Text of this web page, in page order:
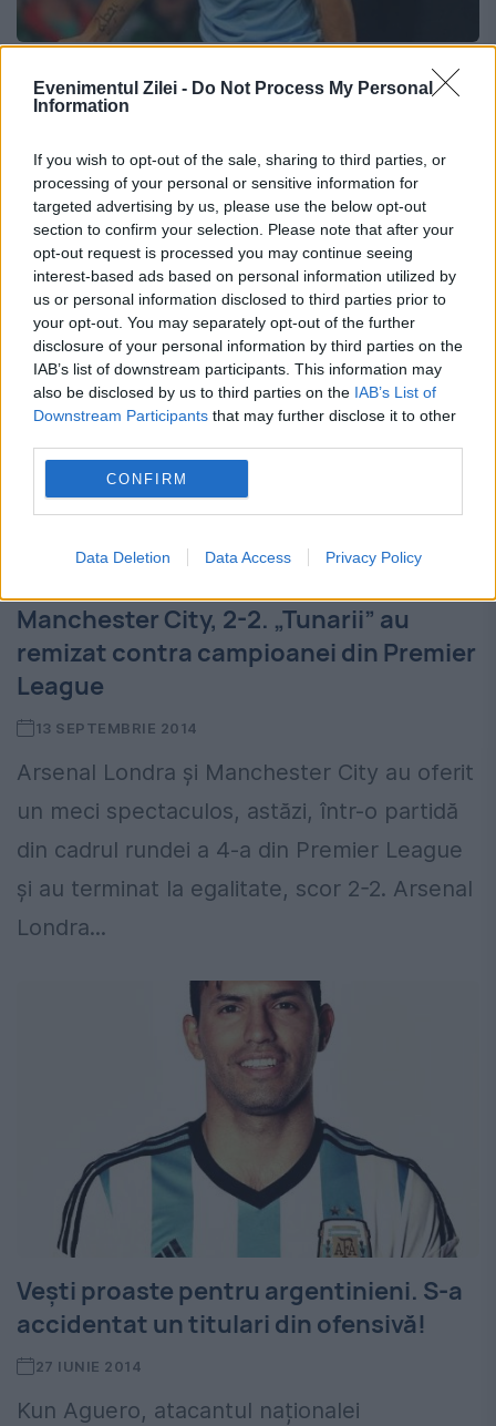
Evenimentul Zilei - Do Not Process My Personal
Information
If you wish to opt-out of the sale, sharing to third parties, or
processing of your personal or sensitive information for
targeted advertising by us, please use the below opt-out
section to confirm your selection. Please note that after your
opt-out request is processed you may continue seeing
interest-based ads based on personal information utilized by
us or personal information disclosed to third parties prior to
your opt-out. You may separately opt-out of the further
disclosure of your personal information by third parties on the
IAB’s list of downstream participants. This information may
also be disclosed by us to third parties on the IAB’s List of
Downstream Participants that may further disclose it to other
CONFIRM
Data Deletion Data Access Privacy Policy
FOTBAL EUROPEAN. Manchester City -
Manchester United 1-0. Campioana a
2 NOIEMBRIE 2014
Manchester City s-a impus, astăzi, pe teren
propriu, în fața grupării Manchester United,
în derby-ul etapei a 10-a din Premier
League. Manchester City, campioana en-
titre din Anglia a trecut, astăzi,...
Manchester City, 2-2. „Tunarii” au
remizat contra campioanei din Premier
League
13 SEPTEMBRIE 2014
Arsenal Londra și Manchester City au oferit
un meci spectaculos, astăzi, într-o partidă
din cadrul rundei a 4-a din Premier League
și au terminat la egalitate, scor 2-2. Arsenal
Londra...
Vești proaste pentru argentinieni. S-a
accidentat un titulari din ofensivă!
27 IUNIE 2014
Kun Aguero, atacantul naționalei